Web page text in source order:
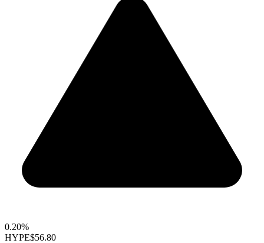
0.20%
HYPE$56.80